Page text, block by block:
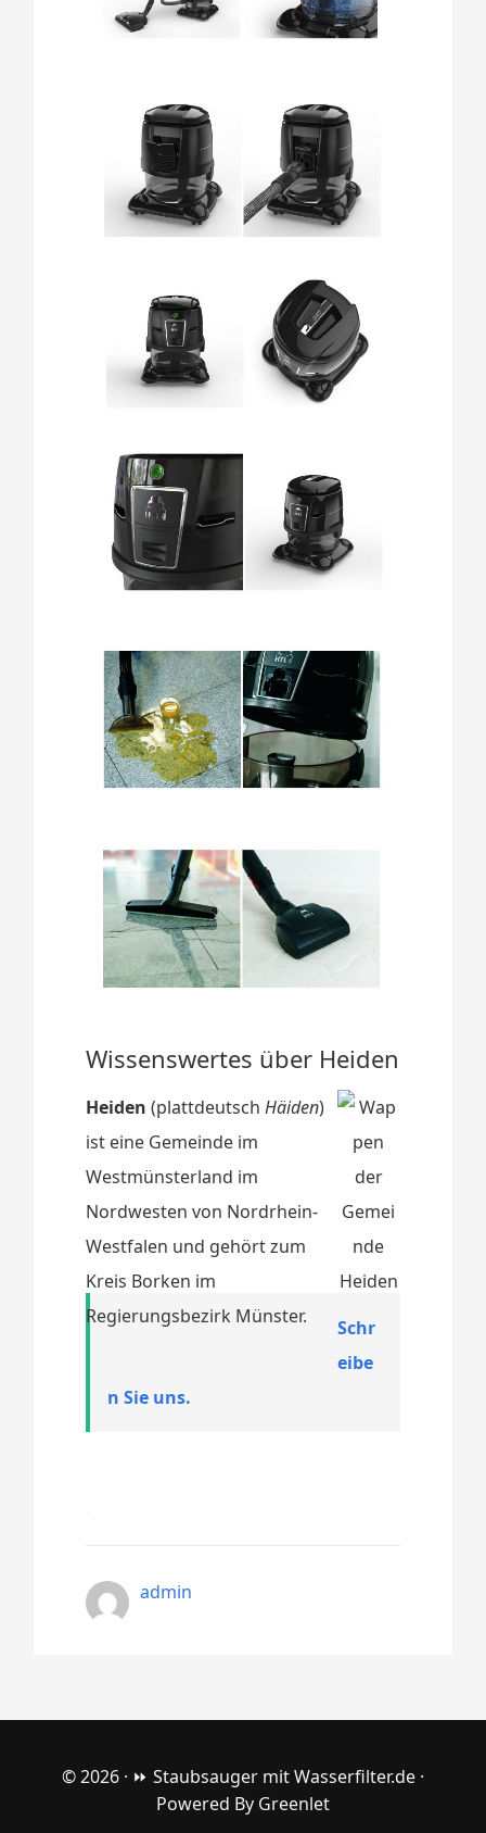
Wissenswertes über Heiden
Heiden (plattdeutschHäiden)
ist eine Gemeinde im
Westmünsterland im
Nordwesten von Nordrhein-
Westfalen und gehört zum
Kreis Borken im
Regierungsbezirk Münster.
Schr
eibe
n Sie uns.
admin
© 2026 · ⏩ Staubsauger mit Wasserfilter.de ·
Powered By Greenlet